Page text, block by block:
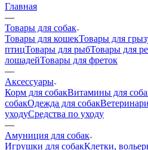
Главная
—
Товары для собак
Товары для кошекТовары для
птицТовары для рыбТовары для
лошадейТовары для фреток
—
Аксессуары
Корм для собакВитамины для
собакОдежда для собак
уходуСредства по уходу
—
Амуниция для собак
Игрушки для собакКлетки,